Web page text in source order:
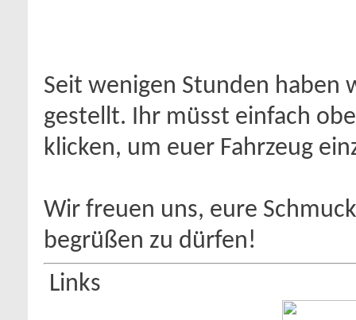
Seit wenigen Stunden haben
gestellt. Ihr müsst einfach
klicken, um euer Fahrzeug
Wir freuen uns, eure
begrüßen zu dürfen!
Links